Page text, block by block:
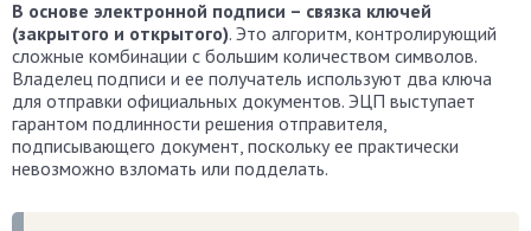
В основе электронной подписи – связка ключей
(закрытого и открытого). Это алгоритм, контролирующий
сложные комбинации с большим количеством символов.
Владелец подписи и ее получатель используют два ключа
для отправки официальных документов. ЭЦП выступает
гарантом подлинности решения отправителя,
подписывающего документ, поскольку ее практически
невозможно взломать или подделать.